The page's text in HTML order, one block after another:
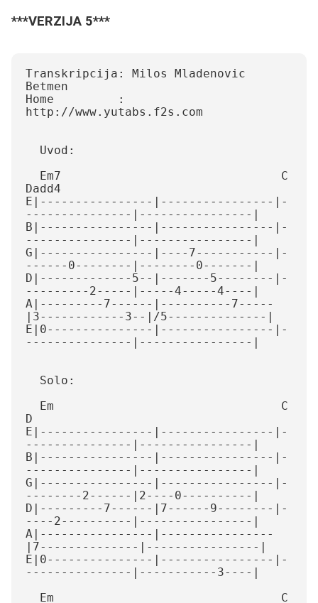
***VERZIJA 5***
Transkripcija: Milos Mladenovic
Betmen
Home         :
http://www.yutabs.f2s.com
Dadd4
E|----------------|----------------|-
---------------|----------------|
B|----------------|----------------|-
---------------|----------------|
G|----------------|----7-----------|-
------0--------|--------0-------|
D|-------------5--|-------5--------|-
---------2-----|-----4-----4----|
A|---------7------|----------7-----
|3------------3--|/5--------------|
E|0---------------|----------------|-
---------------|----------------|
D
E|----------------|----------------|-
---------------|----------------|
B|----------------|----------------|-
---------------|----------------|
G|----------------|----------------|-
--------2------|2----0----------|
D|---------7------|7------9--------|-
----2----------|----------------|
A|----------------|----------------
|7--------------|----------------|
E|0---------------|----------------|-
---------------|-----------3----|